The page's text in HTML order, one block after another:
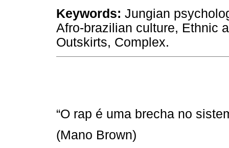
Keywords: Jungian
Afro-brazilian culture, Ethnic
Outskirts, Complex.
“O rap é uma brecha no
(Mano Brown)